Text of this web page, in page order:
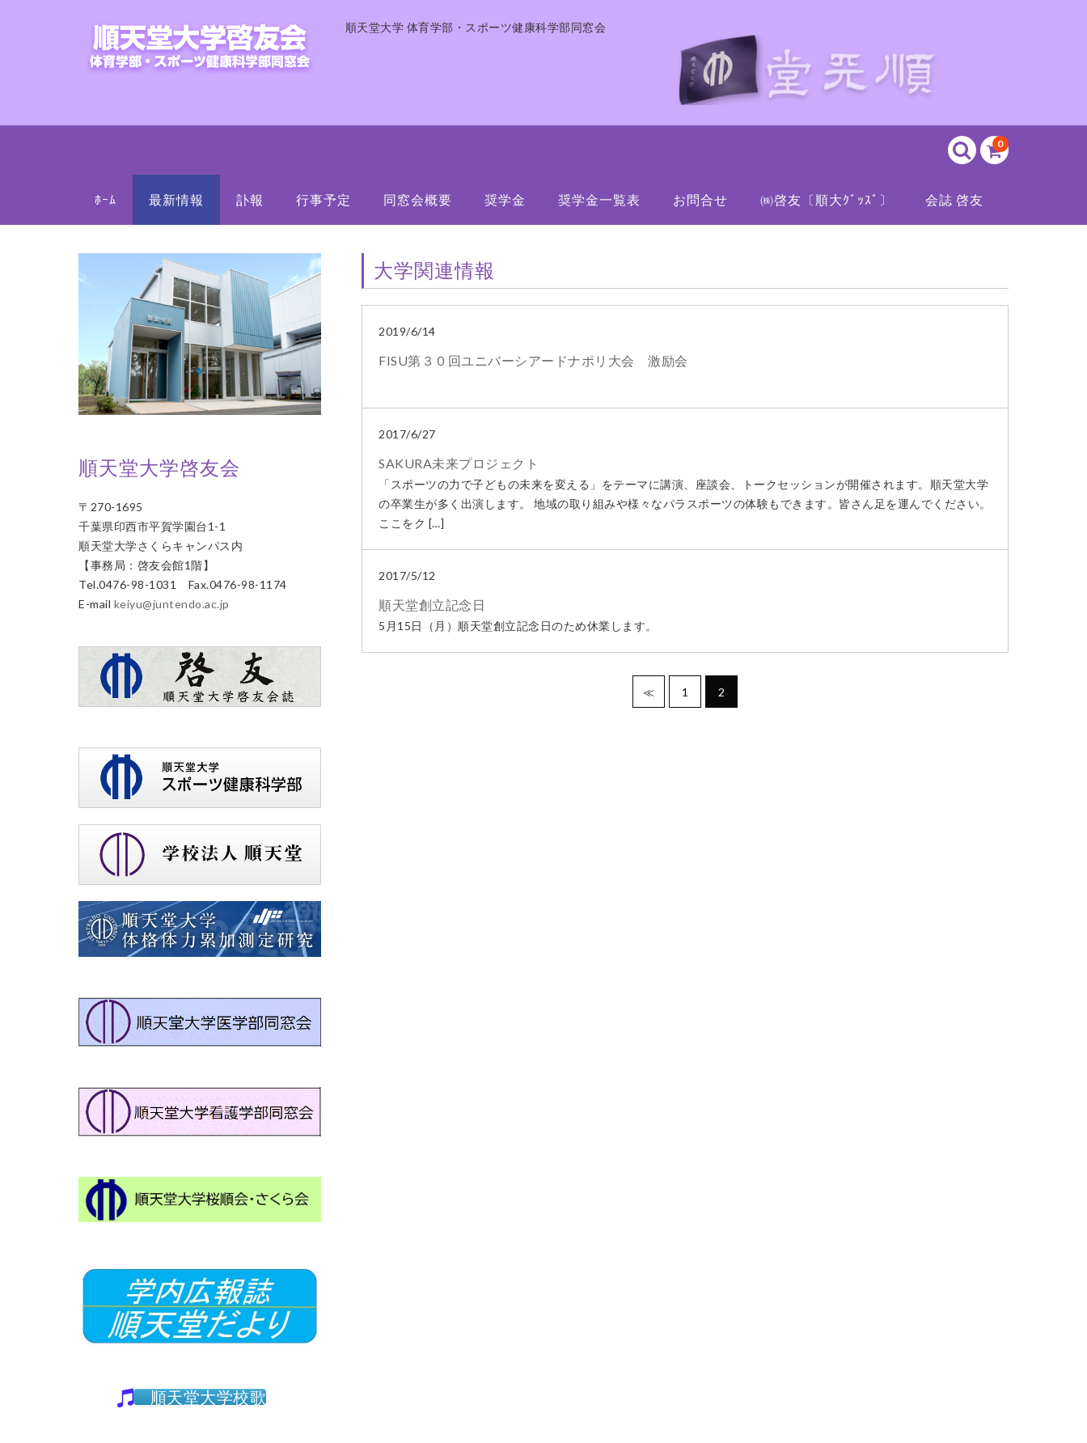
順天堂大学 体育学部・スポーツ健康科学部同窓会
0
ﾎｰﾑ 最新情報 訃報 行事予定 同窓会概要 奨学金 奨学金一覧表 お問合せ ㈱啓友〔順大ｸﾞｯｽﾞ〕 会誌 啓友
大学関連情報
2019/6/14
FISU第３０回ユニバーシアードナポリ大会 激励会
2017/6/27
SAKURA未来プロジェクト
「スポーツの力で子どもの未来を変える」をテーマに講演、座談会、トークセッションが開催されます。順天堂大学
の卒業生が多く出演します。 地域の取り組みや様々なパラスポーツの体験もできます。皆さん足を運んでください。
ここをク […]
2017/5/12
順天堂創立記念日
5月15日（月）順天堂創立記念日のため休業します。
≪ 1 2
順天堂大学啓友会
〒270-1695
千葉県印西市平賀学園台1-1
順天堂大学さくらキャンパス内
【事務局：啓友会館1階】
Tel.0476-98-1031 Fax.0476-98-1174
E-mail keiyu@juntendo.ac.jp
順天堂大学校歌